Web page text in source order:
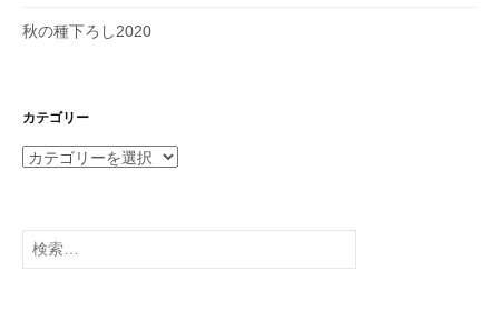
秋の種下ろし2020
カテゴリー
カ
リ
ー
検
索: